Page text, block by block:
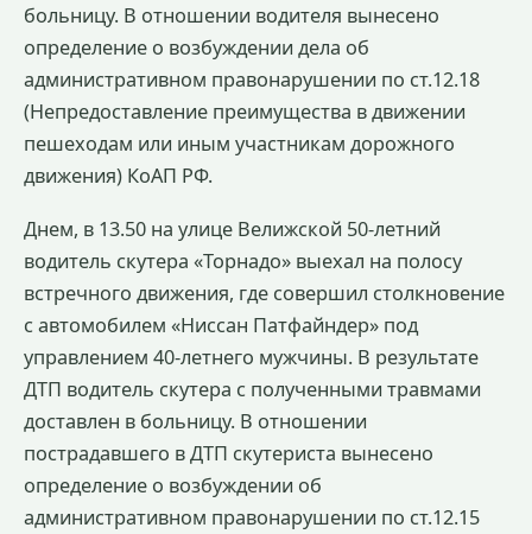
больницу. В отношении водителя вынесено
определение о возбуждении дела об
административном правонарушении по ст.12.18
(Непредоставление преимущества в движении
пешеходам или иным участникам дорожного
движения) КоАП РФ.
Днем, в 13.50 на улице Велижской 50-летний
водитель скутера «Торнадо» выехал на полосу
встречного движения, где совершил столкновение
с автомобилем «Ниссан Патфайндер» под
управлением 40-летнего мужчины. В результате
ДТП водитель скутера с полученными травмами
доставлен в больницу. В отношении
пострадавшего в ДТП скутериста вынесено
определение о возбуждении об
административном правонарушении по ст.12.15